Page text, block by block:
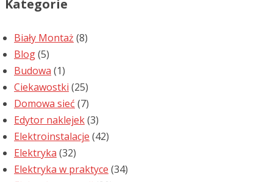
Kategorie
Biały Montaż (8)
Blog(5)
Budowa (1)
Ciekawostki (25)
Domowa sieć (7)
Edytor naklejek(3)
Elektroinstalacje (42)
Elektryka (32)
Elektryka w praktyce (34)